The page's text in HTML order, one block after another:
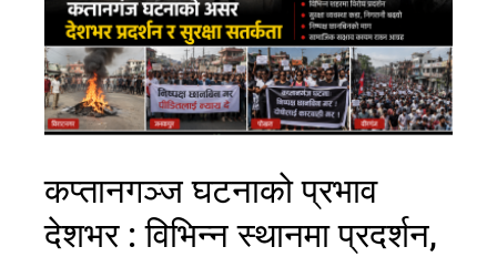
कप्तानगञ्ज घटनाको प्रभाव
देशभर : विभिन्न स्थानमा प्रदर्शन,